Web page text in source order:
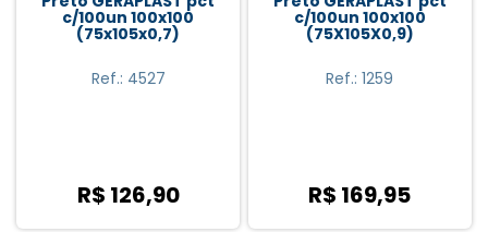
c/100un 100x100
(75x105x0,7)
Ref.: 4527
R$ 126,90
c/100un 100x100
(75X105X0,9)
Ref.: 1259
R$ 169,95